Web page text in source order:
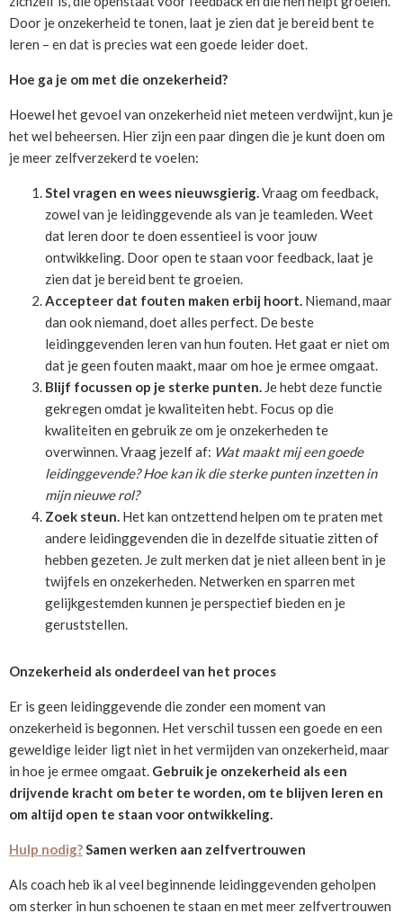
Door je onzekerheid te tonen, laat je zien dat je bereid bent te
leren – en dat is precies wat een goede leider doet.
Hoe ga je om met die onzekerheid?
Hoewel het gevoel van onzekerheid niet meteen verdwijnt, kun je
het wel beheersen. Hier zijn een paar dingen die je kunt doen om
je meer zelfverzekerd te voelen:
Stel vragen en wees nieuwsgierig.Vraag om feedback,
zowel van je leidinggevende als van je teamleden. Weet
dat leren door te doen essentieel is voor jouw
ontwikkeling. Door open te staan voor feedback, laat je
zien dat je bereid bent te groeien.
Accepteer dat fouten maken erbij hoort. Niemand, maar
dan ook niemand, doet alles perfect. De beste
leidinggevenden leren van hun fouten. Het gaat er niet om
dat je geen fouten maakt, maar om hoe je ermee omgaat.
Blijf focussen op je sterke punten. Je hebt deze functie
gekregen omdat je kwaliteiten hebt. Focus op die
kwaliteiten en gebruik ze om je onzekerheden te
overwinnen. Vraag jezelf af: Wat maakt mij een goede
leidinggevende? Hoe kan ik die sterke punten inzetten in
mijn nieuwe rol?
Zoek steun. Het kan ontzettend helpen om te praten met
andere leidinggevenden die in dezelfde situatie zitten of
hebben gezeten. Je zult merken dat je niet alleen bent in je
twijfels en onzekerheden. Netwerken en sparren met
gelijkgestemden kunnen je perspectief bieden en je
geruststellen.
Onzekerheid als onderdeel van het proces
Er is geen leidinggevende die zonder een moment van
onzekerheid is begonnen. Het verschil tussen een goede en een
geweldige leider ligt niet in het vermijden van onzekerheid, maar
in hoe je ermee omgaat. Gebruik je onzekerheid als een
drijvende kracht om beter te worden, om te blijven leren en
om altijd open te staan voor ontwikkeling.
Hulp nodig?Samen werken aan zelfvertrouwen
Als coach heb ik al veel beginnende leidinggevenden geholpen
om sterker in hun schoenen te staan en met meer zelfvertrouwen